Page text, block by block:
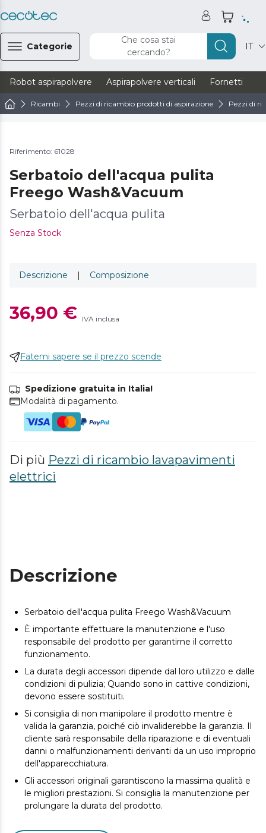
Categorie
Che cosa stai
cercando?
IT
Robot aspirapolvere Aspirapolvere verticali Fornetti
Ricambi Pezzi di ricambio prodotti di aspirazione Pezzi di
Riferimento: 61028
Serbatoio dell'acqua pulita
Freego Wash&Vacuum
Serbatoio dell'acqua pulita
Senza Stock
Descrizione | Composizione
36,90 € IVA inclusa
Fatemi sapere se il prezzo scende
Spedizione gratuita in Italia!
Modalità di pagamento.
Di più Pezzi di ricambio lavapavimenti
elettrici
Descrizione
Serbatoio dell'acqua pulita Freego Wash&Vacuum
È importante effettuare la manutenzione e l'uso
responsabile del prodotto per garantirne il corretto
funzionamento.
La durata degli accessori dipende dal loro utilizzo e dalle
condizioni di pulizia; Quando sono in cattive condizioni,
devono essere sostituiti.
Si consiglia di non manipolare il prodotto mentre è
valida la garanzia, poiché ciò invaliderebbe la garanzia. Il
cliente sarà responsabile della riparazione e di eventuali
danni o malfunzionamenti derivanti da un uso improprio
dell'apparecchiatura.
Gli accessori originali garantiscono la massima qualità e
le migliori prestazioni. Si consiglia la manutenzione per
prolungare la durata del prodotto.